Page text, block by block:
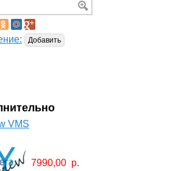
Добавить
VMS
7990,00 р.